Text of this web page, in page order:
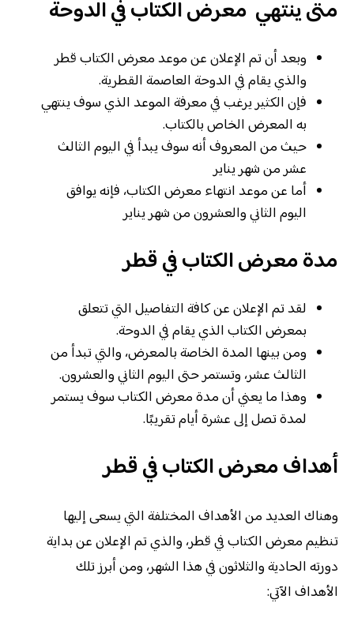
متى ينتهي معرض الكتاب في الدوحة
وبعد أن تم الإعلان عن موعد معرض الكتاب قطر
والذي يقام في الدوحة العاصمة القطرية.
فإن الكثير يرغب في معرفة الموعد الذي سوف ينتهي
به المعرض الخاص بالكتاب.
حيث من المعروف أنه سوف يبدأ في اليوم الثالث
عشر من شهر يناير
أما عن موعد انتهاء معرض الكتاب، فإنه يوافق
اليوم الثاني والعشرون من شهر يناير
مدة معرض الكتاب في قطر
لقد تم الإعلان عن كافة التفاصيل التي تتعلق
بمعرض الكتاب الذي يقام في الدوحة.
ومن بينها المدة الخاصة بالمعرض، والتي تبدأ من
الثالث عشر، وتستمر حتى اليوم الثاني والعشرون.
وهذا ما يعني أن مدة معرض الكتاب سوف يستمر
لمدة تصل إلى عشرة أيام تقريبًا.
أهداف معرض الكتاب في قطر
وهناك العديد من الأهداف المختلفة التي يسعى إليها
تنظيم معرض الكتاب في قطر، والذي تم الإعلان عن بداية
دورته الحادية والثلاثون في هذا الشهر، ومن أبرز تلك
الأهداف الآتي: